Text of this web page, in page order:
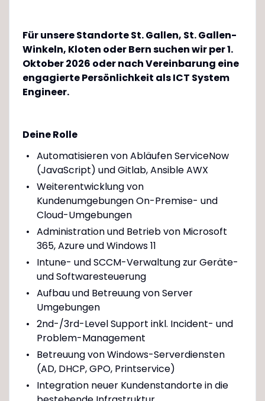
Für unsere Standorte St. Gallen, St. Gallen-
Winkeln, Kloten oder Bern suchen wir per 1.
Oktober 2026 oder nach Vereinbarung eine
engagierte Persönlichkeit als ICT System
Engineer.
Deine Rolle
Automatisieren von Abläufen ServiceNow
(JavaScript) und Gitlab, Ansible AWX
Weiterentwicklung von
Kundenumgebungen On-Premise- und
Cloud-Umgebungen
Administration und Betrieb von Microsoft
365, Azure und Windows 11
Intune- und SCCM-Verwaltung zur Geräte-
und Softwaresteuerung
Aufbau und Betreuung von Server
Umgebungen
2nd-/3rd-Level Support inkl. Incident- und
Problem-Management
Betreuung von Windows-Serverdiensten
(AD, DHCP, GPO, Printservice)
Integration neuer Kundenstandorte in die